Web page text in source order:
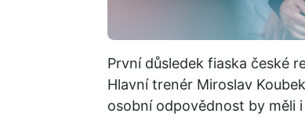
První důsledek fiaska české
Hlavní trenér Miroslav
osobní odpovědnost by měli